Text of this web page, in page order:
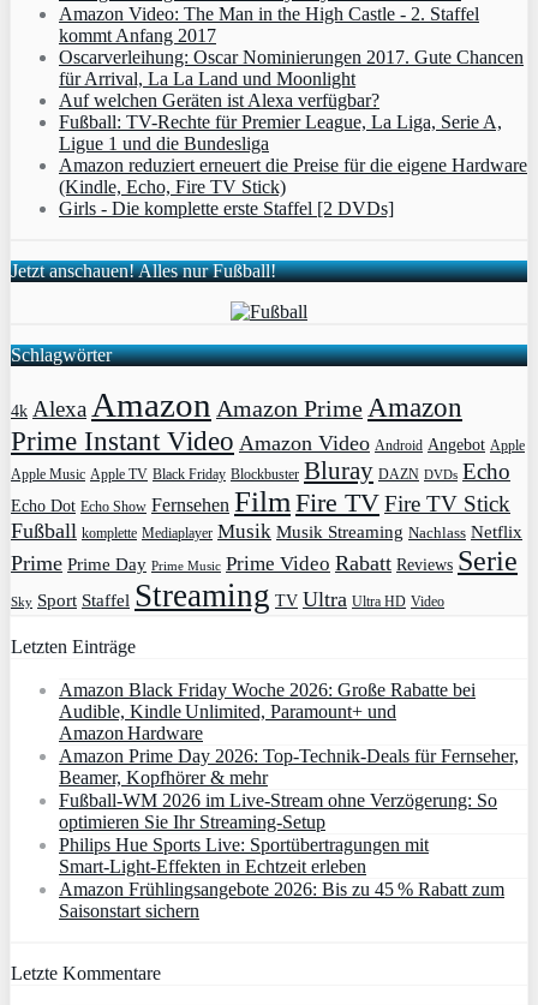
Amazon Video: The Man in the High Castle - 2. Staffel
kommt Anfang 2017
Oscarverleihung: Oscar Nominierungen 2017. Gute Chancen
für Arrival, La La Land und Moonlight
Auf welchen Geräten ist Alexa verfügbar?
Fußball: TV-Rechte für Premier League, La Liga, Serie A,
Ligue 1 und die Bundesliga
Amazon reduziert erneuert die Preise für die eigene Hardware
(Kindle, Echo, Fire TV Stick)
Girls - Die komplette erste Staffel [2 DVDs]
Jetzt anschauen! Alles nur Fußball!
Schlagwörter
4k AlexaAmazon Amazon PrimeAmazon
Prime Instant Video Amazon Video Android Angebot Apple
Apple Music Apple TV Black Friday Blockbuster Bluray DAZN DVDs Echo
Echo Dot Echo Show Fernsehen FilmFire TVFire TV Stick
Fußball komplette Mediaplayer Musik Musik Streaming Nachlass Netflix
Prime Prime Day Prime Music Prime Video Rabatt Reviews Serie
Sky Sport Staffel Streaming TV Ultra Ultra HD Video
Letzten Einträge
Amazon Black Friday Woche 2026: Große Rabatte bei
Audible, Kindle Unlimited, Paramount+ und
Amazon Hardware
Amazon Prime Day 2026: Top-Technik-Deals für Fernseher,
Beamer, Kopfhörer & mehr
Fußball-WM 2026 im Live-Stream ohne Verzögerung: So
optimieren Sie Ihr Streaming-Setup
Philips Hue Sports Live: Sportübertragungen mit
Smart‑Light‑Effekten in Echtzeit erleben
Amazon Frühlingsangebote 2026: Bis zu 45 % Rabatt zum
Saisonstart sichern
Letzte Kommentare